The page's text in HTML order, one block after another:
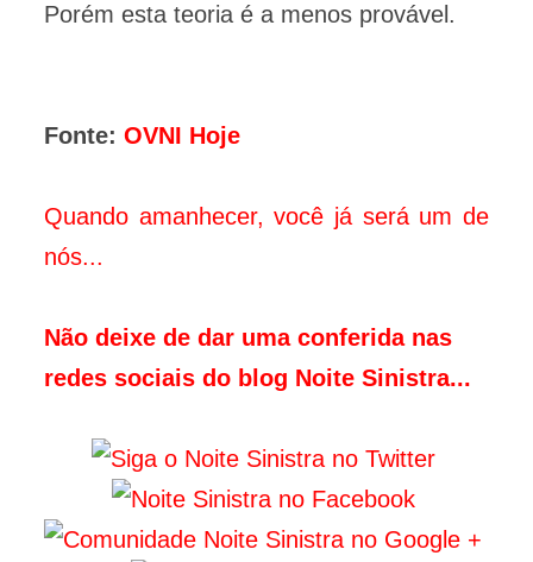
Porém esta teoria é a menos provável.
Fonte: OVNI Hoje
Quando amanhecer, você já será um de
nós...
Não deixe de dar uma conferida nas
redes sociais do blog Noite Sinistra...